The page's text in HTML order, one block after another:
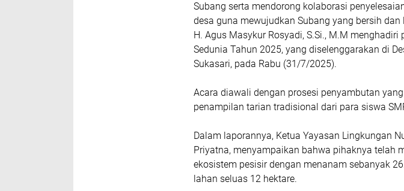
Subang serta mendorong kolaborasi
desa guna mewujudkan Subang yang bersih dan
H. Agus Masykur Rosyadi, S.Si., M.M
Sedunia Tahun 2025, yang diselenggarakan di
Sukasari, pada Rabu (31/7/2025).
Acara diawali dengan prosesi penyambutan
penampilan tarian tradisional dari para siswa
Dalam laporannya, Ketua Yayasan Lingkungan
Priyatna, menyampaikan bahwa pihaknya telah
ekosistem pesisir dengan menanam sebanyak
lahan seluas 12 hektare.